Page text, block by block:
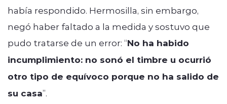
había respondido. Hermosilla, sin embargo,
negó haber faltado a la medida y sostuvo que
pudo tratarse de un error: “No ha habido
incumplimiento: no sonó el timbre u ocurrió
otro tipo de equívoco porque no ha salido de
su casa”.